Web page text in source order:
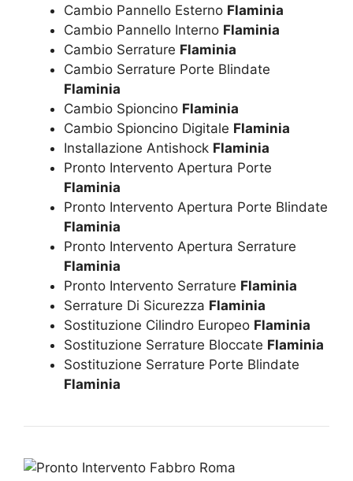
Cambio Pannello Esterno Flaminia
Cambio Pannello Interno Flaminia
Cambio Serrature Flaminia
Cambio Serrature Porte Blindate
Flaminia
Cambio Spioncino Flaminia
Cambio Spioncino Digitale Flaminia
Installazione Antishock Flaminia
Pronto Intervento Apertura Porte
Flaminia
Pronto Intervento Apertura Porte Blindate
Flaminia
Pronto Intervento Apertura Serrature
Flaminia
Pronto Intervento Serrature Flaminia
Serrature Di Sicurezza Flaminia
Sostituzione Cilindro Europeo Flaminia
Sostituzione Serrature Bloccate Flaminia
Sostituzione Serrature Porte Blindate
Flaminia